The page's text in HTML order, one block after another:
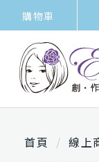
購物車
首頁 線上